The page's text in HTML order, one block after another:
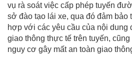
vụ rà soát việc cấp phép tuyến
sở đào tạo lái xe, qua đó đảm
hợp với các yêu cầu của nội dung
giao thông thực tế trên tuyến,
nguy cơ gây mất an toàn giao